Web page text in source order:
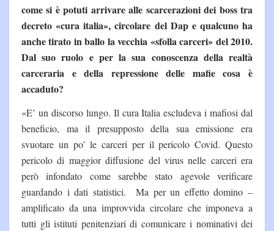
come si è potuti arrivare alle scarcerazioni dei boss tra
decreto «cura italia», circolare del Dap e qualcuno ha
anche tirato in ballo la vecchia «sfolla carceri» del 2010.
Dal suo ruolo e per la sua conoscenza della realtà
carceraria e della repressione delle mafie cosa è
accaduto?
«E’ un discorso lungo. Il cura Italia escludeva i mafiosi dal
beneficio, ma il presupposto della sua emissione era
svuotare un po’ le carceri per il pericolo Covid. Questo
pericolo di maggior diffusione del virus nelle carceri era
però infondato come sarebbe stato agevole verificare
guardando i dati statistici. Ma per un effetto domino –
amplificato da una improvvida circolare che imponeva a
tutti gli istituti penitenziari di comunicare i nominativi dei